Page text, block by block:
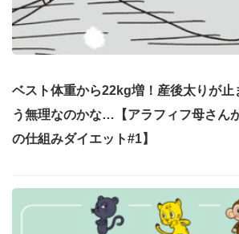
ベスト体重から22kg増！産後太りが止
う無理なのかな…【アラフィフ母さん
の仕組みダイエット#1】